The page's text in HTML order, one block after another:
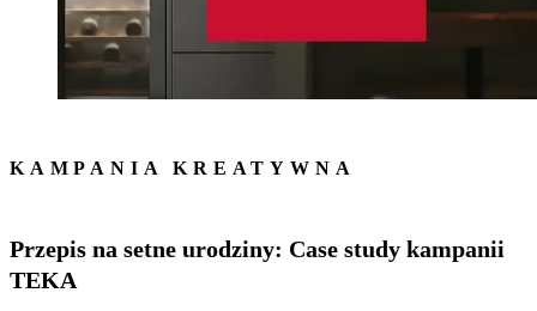
KAMPANIA KREATYWNA
Przepis na setne urodziny: Case study kampanii
TEKA